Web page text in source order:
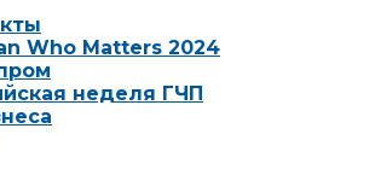
Who Matters 2024
неделя ГЧП